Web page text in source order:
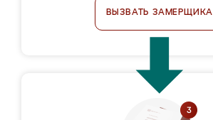
ВЫЗВАТЬ ЗАМЕРЩИКА